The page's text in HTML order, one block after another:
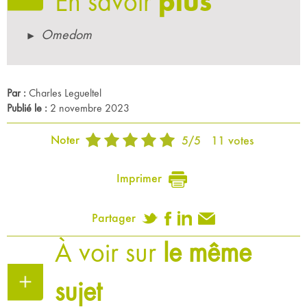
Omedom
Par : Charles Legueltel
Publié le : 2 novembre 2023
Noter 5/5 11 votes
Imprimer
Partager
À voir sur le même
sujet